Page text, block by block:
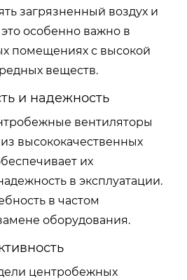
загрязненный воздух и
особенно важно в
помещениях с высокой
веществ.
и надежность
вентиляторы
высококачественных
их
в эксплуатации.
в частом
оборудования.
центробежных